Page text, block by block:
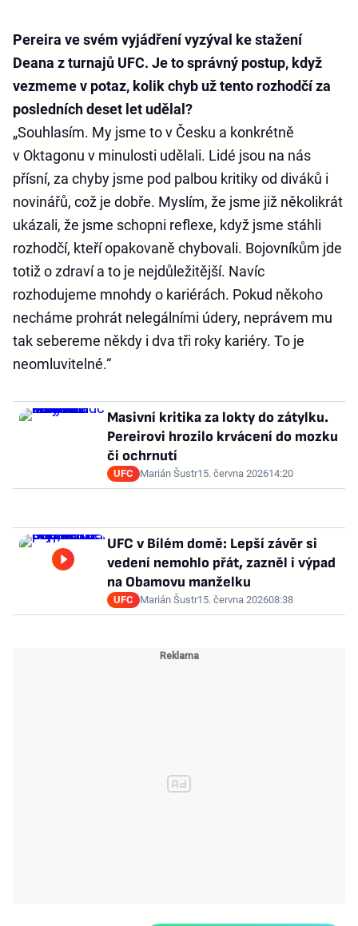
Pereira ve svém vyjádření vyzýval ke stažení
Deana z turnajů UFC. Je to správný postup, když
vezmeme v potaz, kolik chyb už tento rozhodčí za
posledních deset let udělal?
„Souhlasím. My jsme to v Česku a konkrétně
v Oktagonu v minulosti udělali. Lidé jsou na nás
přísní, za chyby jsme pod palbou kritiky od diváků i
novinářů, což je dobře. Myslím, že jsme již několikrát
ukázali, že jsme schopni reflexe, když jsme stáhli
rozhodčí, kteří opakovaně chybovali. Bojovníkům jde
totiž o zdraví a to je nejdůležitější. Navíc
rozhodujeme mnohdy o kariérách. Pokud někoho
necháme prohrát nelegálními údery, neprávem mu
tak sebereme někdy i dva tři roky kariéry. To je
neomluvitelné.“
Masivní kritika za lokty do zátylku.
Pereirovi hrozilo krvácení do mozku
či ochrnutí
UFC Marián Šustr15. června 202614:20
UFC v Bílém domě: Lepší závěr si
vedení nemohlo přát, zazněl i výpad
na Obamovu manželku
UFC Marián Šustr15. června 202608:38